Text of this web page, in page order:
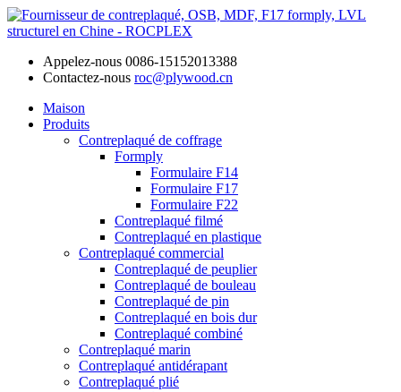
Appelez-nous 0086-15152013388
Contactez-nous roc@plywood.cn
Maison
Produits
Contreplaqué de coffrage
Formply
Formulaire F14
Formulaire F17
Formulaire F22
Contreplaqué filmé
Contreplaqué en plastique
Contreplaqué commercial
Contreplaqué de peuplier
Contreplaqué de bouleau
Contreplaqué de pin
Contreplaqué en bois dur
Contreplaqué combiné
Contreplaqué marin
Contreplaqué antidérapant
Contreplaqué plié